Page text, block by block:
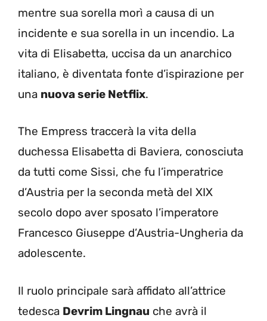
mentre sua sorella morì a causa di un
incidente e sua sorella in un incendio. La
vita di Elisabetta, uccisa da un anarchico
italiano, è diventata fonte d’ispirazione per
una nuova serie Netflix.
The Empress traccerà la vita della
duchessa Elisabetta di Baviera, conosciuta
da tutti come Sissi, che fu l’imperatrice
d’Austria per la seconda metà del XIX
secolo dopo aver sposato l’imperatore
Francesco Giuseppe d’Austria-Ungheria da
adolescente.
Il ruolo principale sarà affidato all’attrice
tedesca Devrim Lingnau che avrà il